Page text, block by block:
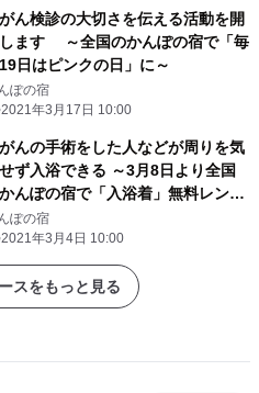
ん検診の大切さを伝える活動を開
ます ～全国のかんぽの宿で「毎
日はピンクの日」に～
ぽの宿
2021年3月17日 10:00
んの手術をした人などが周りを気
ず入浴できる ～3月8日より全国
んぽの宿で「入浴着」無料レンタ
開始～
ぽの宿
2021年3月4日 10:00
スをもっと見る